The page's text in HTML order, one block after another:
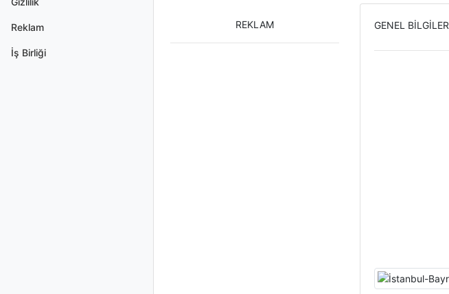
Reklam
İş Birliği
REKLAM GENEL BİLGİLER